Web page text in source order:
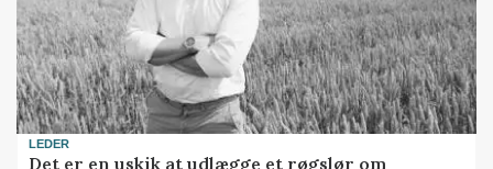
LEDER
Det er en uskik at udlægge et røgslør om